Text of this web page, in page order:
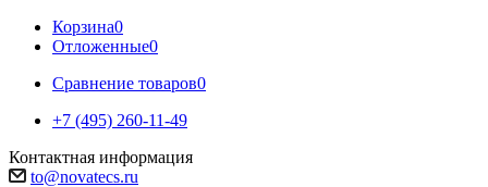
Корзина0
Отложенные0
Сравнение товаров0
+7 (495) 260-11-49
Контактная информация
to@novatecs.ru